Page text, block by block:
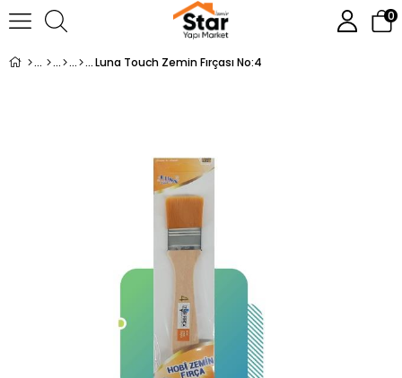
0
Luna Touch Zemin Fırçası No:4